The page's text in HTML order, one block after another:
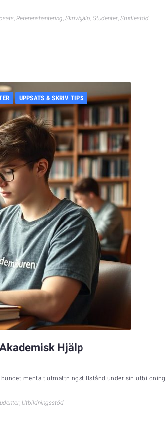
, Referenshantering, Skrivhjälp, Studenter, Studiestöd
UPPSATS & SKRIV TIPS
Hjälp
mentalt utmattningstillstånd under sin
, Utbildningsstöd